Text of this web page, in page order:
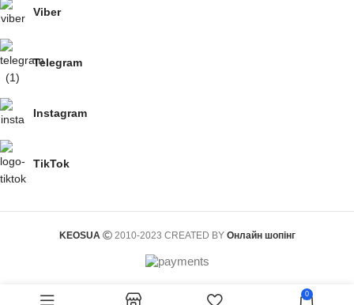
Viber
Telegram
Instagram
TikTok
KEOSUA 2010-2023 CREATED BY Онлайн шопінг
0